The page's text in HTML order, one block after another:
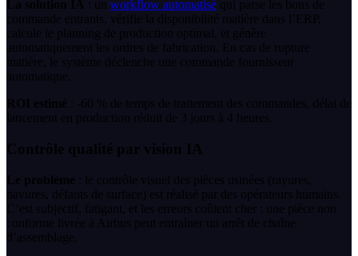
La solution IA : un workflow automatisé qui parse les bons de
commande entrants, vérifie la disponibilité matière dans l’ERP,
calcule le planning de production optimal, et génère
automatiquement les ordres de fabrication. En cas de rupture
matière, le système déclenche une commande fournisseur
automatique.
ROI estimé : -60 % de temps de traitement des commandes, délai de
lancement en production réduit de 3 jours à 4 heures.
Contrôle qualité par vision IA
Le problème : le contrôle visuel des pièces usinées (rayures,
bavures, défauts de surface) est réalisé par des opérateurs humains.
C’est subjectif, fatigant, et les erreurs coûtent cher : une pièce non
conforme livrée à Airbus peut entraîner un arrêt de chaîne
d’assemblage.